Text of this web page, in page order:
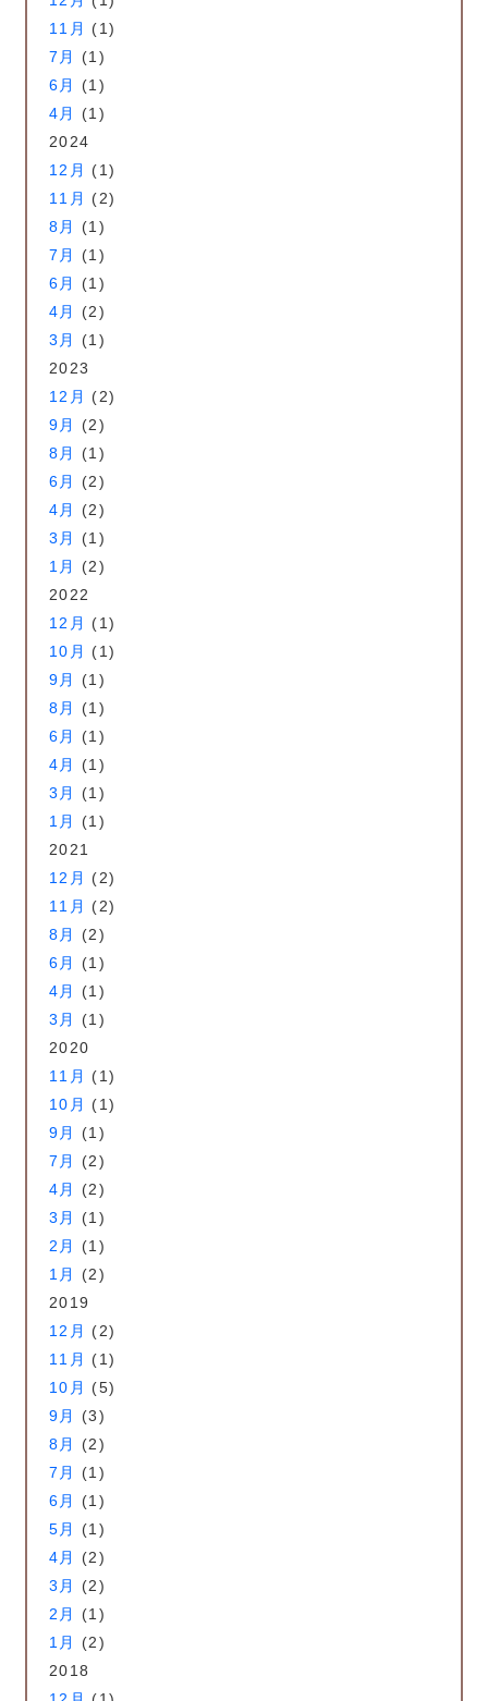
11月
(1)
7月
(1)
6月
(1)
4月
(1)
2024
12月
(1)
11月
(2)
8月
(1)
7月
(1)
6月
(1)
4月
(2)
3月
(1)
2023
12月
(2)
9月
(2)
8月
(1)
6月
(2)
4月
(2)
3月
(1)
1月
(2)
2022
12月
(1)
10月
(1)
9月
(1)
8月
(1)
6月
(1)
4月
(1)
3月
(1)
1月
(1)
2021
12月
(2)
11月
(2)
8月
(2)
6月
(1)
4月
(1)
3月
(1)
2020
11月
(1)
10月
(1)
9月
(1)
7月
(2)
4月
(2)
3月
(1)
2月
(1)
1月
(2)
2019
12月
(2)
11月
(1)
10月
(5)
9月
(3)
8月
(2)
7月
(1)
6月
(1)
5月
(1)
4月
(2)
3月
(2)
2月
(1)
1月
(2)
2018